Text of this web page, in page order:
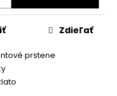
prstene
Zdieľať